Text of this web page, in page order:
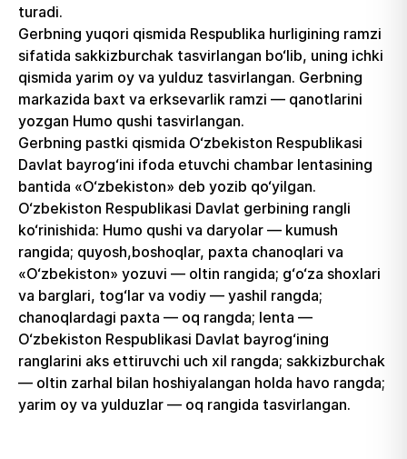
turadi.
Gerbning yuqori qismida Respublika hurligining ramzi
sifatida sakkizburchak tasvirlangan bo‘lib, uning ichki
qismida yarim oy va yulduz tasvirlangan. Gerbning
markazida baxt va erksevarlik ramzi — qanotlarini
yozgan Humo qushi tasvirlangan.
Gerbning pastki qismida O‘zbekiston Respublikasi
Davlat bayrog‘ini ifoda etuvchi chambar lentasining
bantida «O‘zbekiston» deb yozib qo‘yilgan.
O‘zbekiston Respublikasi Davlat gerbining rangli
ko‘rinishida: Humo qushi va daryolar — kumush
rangida; quyosh,boshoqlar, paxta chanoqlari va
«O‘zbekiston» yozuvi — oltin rangida; g‘o‘za shoxlari
va barglari, tog‘lar va vodiy — yashil rangda;
chanoqlardagi paxta — oq rangda; lenta —
O‘zbekiston Respublikasi Davlat bayrog‘ining
ranglarini aks ettiruvchi uch xil rangda; sakkizburchak
— oltin zarhal bilan hoshiyalangan holda havo rangda;
yarim oy va yulduzlar — oq rangida tasvirlangan.